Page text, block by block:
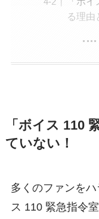
る理由
「ボイス 110
ていない！
多くのファンを
ス 110 緊急指令